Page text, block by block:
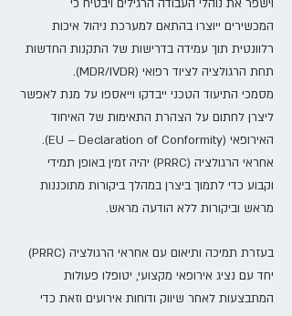
וישפר את נוהלי העבודה הרגילים ויבטיח כי
המכשירים ייוצרו בהתאם למערכת ניהול איכות
רלוונטית תוך עמידה בדרישות של התקנות החדשות
תחת הרגולציה לציוד רפואי (MDR/IVDR).
מסמכי התיעוד הטכני ייבדקו וייאספו על מנת לאפשר
ליצרן לחתום על הצהרת התאימות של האיחוד
האירופאי (EU – Declaration of Conformity).
אחראי הרגולציה (PRRC) יהיה זמין באופן תמידי
וקבוע כדי לתמוך ביצרן במהלך ביקורות מתוכננות
מראש וביקורות ללא הודעה מראש.
בעזרת תמיכה ותיאום עם אחראי הרגולציה (PRRC)
יחד עם נציג אירופאי מקצועי, יטופלו פעולות
המתבצעות לאחר שיווק ודוחות אירועים וזאת כדי